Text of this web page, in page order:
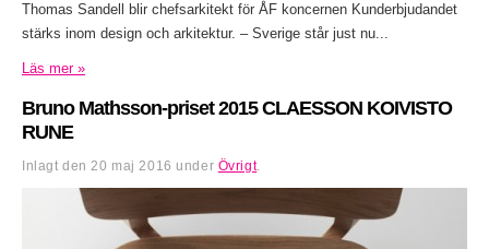
Thomas Sandell blir chefsarkitekt för ÅF koncernen Kunderbjudandet
stärks inom design och arkitektur. – Sverige står just nu...
Läs mer »
Bruno Mathsson-priset 2015 CLAESSON KOIVISTO
RUNE
Inlagt den 20 maj 2016 under Övrigt.